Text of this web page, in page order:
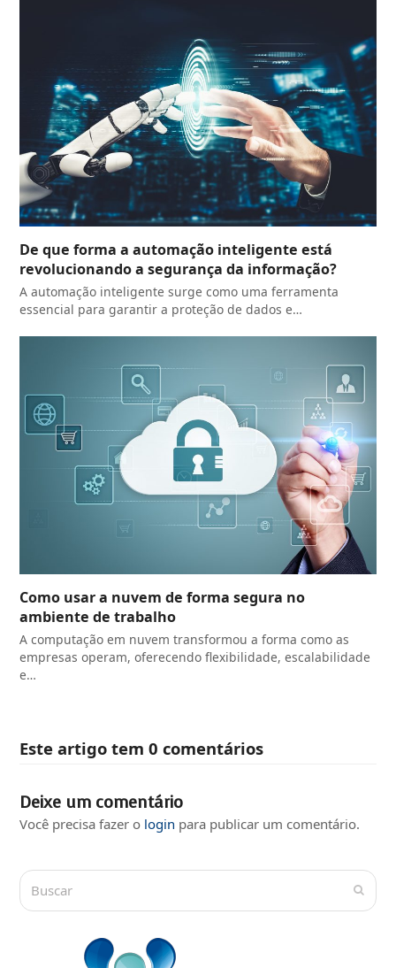
De que forma a automação inteligente está
revolucionando a segurança da informação?
A automação inteligente surge como uma ferramenta
essencial para garantir a proteção de dados e…
Como usar a nuvem de forma segura no
ambiente de trabalho
A computação em nuvem transformou a forma como as
empresas operam, oferecendo flexibilidade, escalabilidade
e…
Este artigo tem 0 comentários
Deixe um comentário
Você precisa fazer o login para publicar um comentário.
Buscar